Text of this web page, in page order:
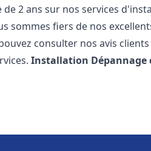
2 ans sur nos services
sommes fiers de nos
consulter nos avis
Installation Dépannage